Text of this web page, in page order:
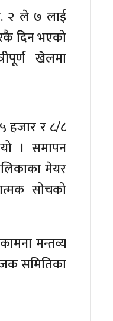
२ ले ७ लाई
दिन भएको
खेलमा
हजार र ८/८
। समापन
मेयर
सोचको
मन्तव्य
समितिका